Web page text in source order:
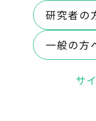
研究者の
一般の方
サ